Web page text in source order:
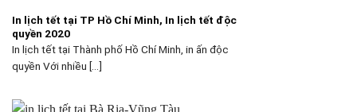
In lịch tết tại TP Hồ Chí Minh, In lịch tết độc
quyền 2020
In lịch tết tại Thành phố Hồ Chí Minh, in ấn độc
quyền Với nhiều [...]